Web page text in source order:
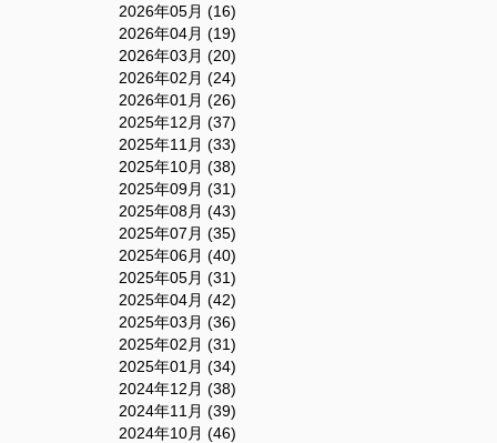
2026年05月 (16)
2026年04月 (19)
2026年03月 (20)
2026年02月 (24)
2026年01月 (26)
2025年12月 (37)
2025年11月 (33)
2025年10月 (38)
2025年09月 (31)
2025年08月 (43)
2025年07月 (35)
2025年06月 (40)
2025年05月 (31)
2025年04月 (42)
2025年03月 (36)
2025年02月 (31)
2025年01月 (34)
2024年12月 (38)
2024年11月 (39)
2024年10月 (46)